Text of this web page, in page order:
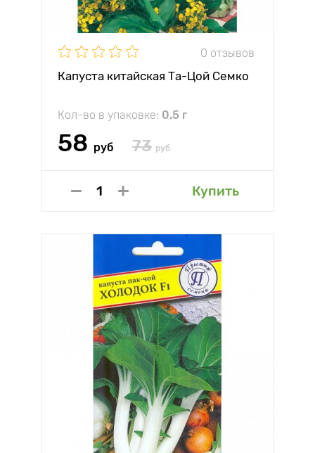
0 отзывов
Капуста китайская Та-Цой Семко
Кол-во в упаковке: 0.5 г
58 руб 73 руб
Купить